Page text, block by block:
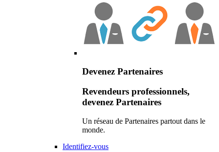
Devenez Partenaires
Revendeurs professionnels,
devenez Partenaires
Un réseau de Partenaires partout dans le
monde.
Identifiez-vous